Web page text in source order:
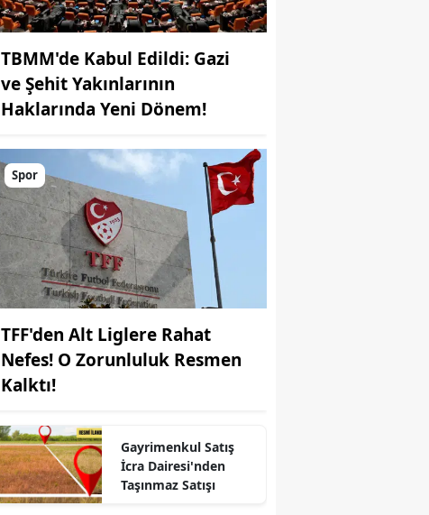
TBMM'de Kabul Edildi: Gazi
ve Şehit Yakınlarının
Haklarında Yeni Dönem!
Spor
TFF'den Alt Liglere Rahat
Nefes! O Zorunluluk Resmen
Kalktı!
Gayrimenkul Satış
İcra Dairesi'nden
Taşınmaz Satışı